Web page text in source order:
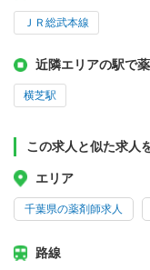
ＪＲ総武本線
近隣エリアの駅で
横芝駅
この求人と似た求人
エリア
千葉県の薬剤師求人
路線